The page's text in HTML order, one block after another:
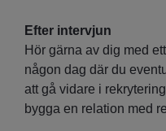
Efter intervjun
Hör gärna av dig med
någon dag där du
att gå vidare i
bygga en relation med